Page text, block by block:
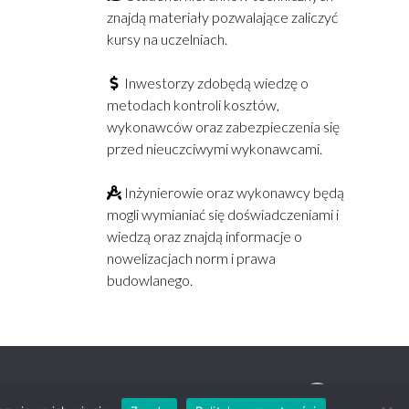
znajdą materiały pozwalające zaliczyć
kursy na uczelniach.
Inwestorzy zdobędą wiedzę o
metodach kontroli kosztów,
wykonawców oraz zabezpieczenia się
przed nieuczciwymi wykonawcami.
Inżynierowie oraz wykonawcy będą
mogli wymianiać się doświadczeniami i
wiedzą oraz znajdą informacje o
nowelizacjach norm i prawa
budowlanego.